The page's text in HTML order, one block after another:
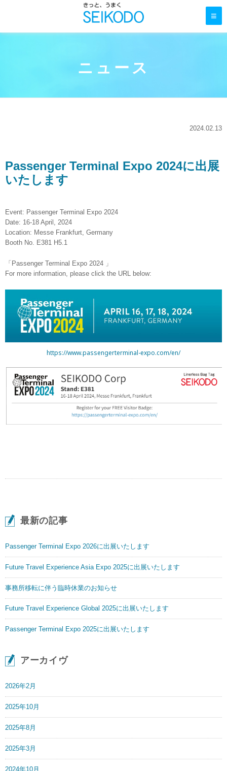
≡
ニュース
2024.02.13
Passenger Terminal Expo 2024に出展
いたします
Event: Passenger Terminal Expo 2024
Date: 16-18 April, 2024
Location: Messe Frankfurt, Germany
Booth No. E381 H5.1
「Passenger Terminal Expo 2024 」
For more information, please click the URL below:
https://www.passengerterminal-expo.com/en/
最新の記事
Passenger Terminal Expo 2026に出展いたします
Future Travel Experience Asia Expo 2025に出展いたします
事務所移転に伴う臨時休業のお知らせ
Future Travel Experience Global 2025に出展いたします
Passenger Terminal Expo 2025に出展いたします
アーカイヴ
2026年2月
2025年10月
2025年8月
2025年3月
2024年10月